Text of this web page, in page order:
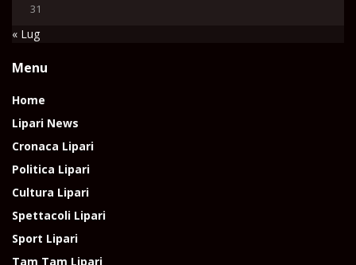
31
« Lug
Menu
Home
Lipari News
Cronaca Lipari
Politica Lipari
Cultura Lipari
Spettacoli Lipari
Sport Lipari
Tam Tam Lipari